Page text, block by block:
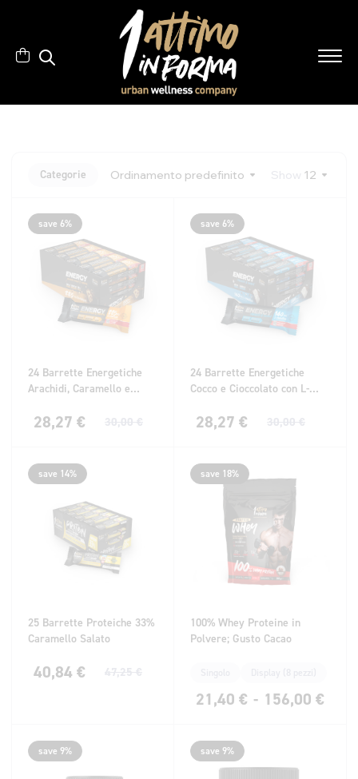
Categorie Ordinamento predefinito 12
save 6%
24 Barrette Energetiche
Arachidi, Caramello e
Guaranà
28,27 €
save 6%
24 Barrette Energetiche
Cocco e Cioccolato con L-
28,27 €
save 14%
25 Barrette Proteiche 33%
Caramello Salato
40,84 €
save 18%
100% Whey Proteine in
Polvere; Gusto Cacao
21,40 € - 156,00 €
save 9% save 9%